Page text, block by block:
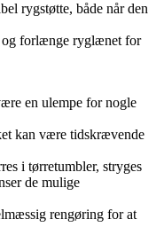
rygstøtte, både når den
og forlænge ryglænet for
en ulempe for nogle
kan være tidskrævende
i tørretumbler, stryges
de mulige
rengøring for at